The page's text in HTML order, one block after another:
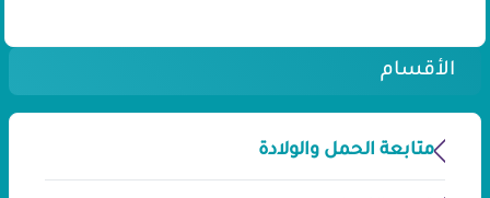
الأقسام
متابعة الحمل والولادة